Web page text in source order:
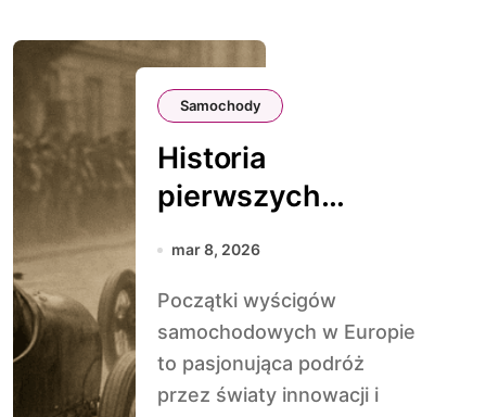
Samochody
Historia
pierwszych
samochodów
Europie
mar 8, 2026
Początki wyścigów
samochodowych w Europie
to pasjonująca podróż
przez światy innowacji i